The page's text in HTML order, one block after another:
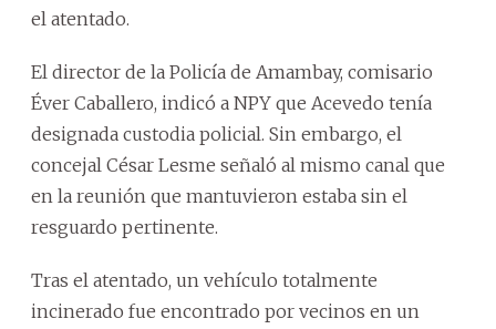
el atentado.
El director de la Policía de Amambay, comisario
Éver Caballero, indicó a NPY que Acevedo tenía
designada custodia policial. Sin embargo, el
concejal César Lesme señaló al mismo canal que
en la reunión que mantuvieron estaba sin el
resguardo pertinente.
Tras el atentado, un vehículo totalmente
incinerado fue encontrado por vecinos en un